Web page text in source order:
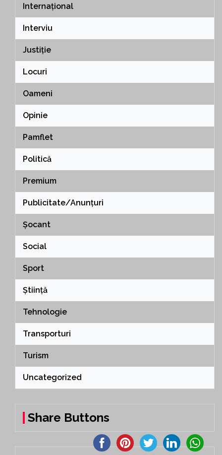
Internațional
Interviu
Justiție
Locuri
Oameni
Opinie
Pamflet
Politică
Premium
Publicitate/Anunțuri
Șocant
Social
Sport
Știință
Tehnologie
Transporturi
Turism
Uncategorized
Share Buttons